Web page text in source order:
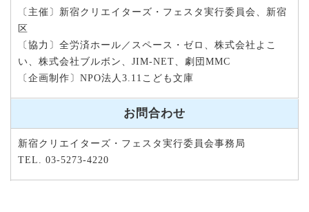
〔主催〕新宿クリエイターズ・フェスタ実行委員会、新宿
区
〔協力〕全労済ホール／スペース・ゼロ、株式会社よこ
い、株式会社ブルボン、JIM-NET、劇団MMC
〔企画制作〕NPO法人3.11こども文庫
お問合わせ
新宿クリエイターズ・フェスタ実行委員会事務局
TEL. 03-5273-4220